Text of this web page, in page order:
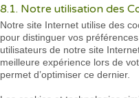
8.1. Notre utilisation des
Notre site Internet utilise des
pour distinguer vos
utilisateurs de notre site
meilleure expérience lors de
permet d’optimiser ce dernier.